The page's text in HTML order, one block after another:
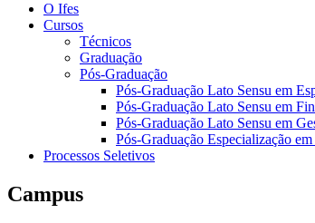
O Ifes
Cursos
Técnicos
Graduação
Pós-Graduação
Pós-Graduação Lato Sensu em
Pós-Graduação Lato Sensu em
Pós-Graduação Lato Sensu em
Pós-Graduação Especialização
Processos Seletivos
Campus